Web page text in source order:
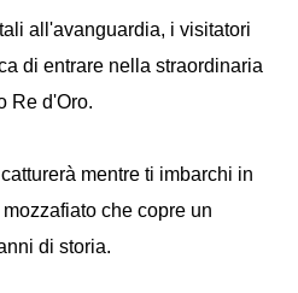
all'avanguardia, i visitatori
di entrare nella straordinaria
Re d'Oro.
mentre ti imbarchi in
che copre un
di storia.